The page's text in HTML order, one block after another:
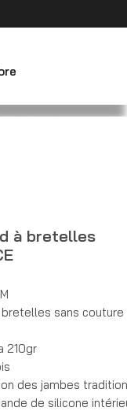
à bretelles
bretelles sans couture
210gr
des jambes
de silicone